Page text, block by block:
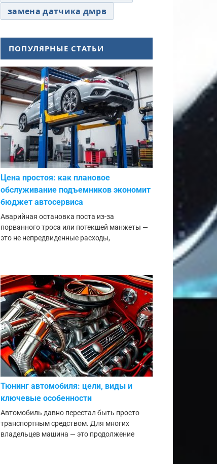
замена датчика дмрв
ПОПУЛЯРНЫЕ СТАТЬИ
Цена простоя: как плановое
обслуживание подъемников экономит
бюджет автосервиса
Аварийная остановка поста из-за
порванного троса или потекшей манжеты —
это не непредвиденные расходы,
Тюнинг автомобиля: цели, виды и
ключевые особенности
Автомобиль давно перестал быть просто
транспортным средством. Для многих
владельцев машина — это продолжение